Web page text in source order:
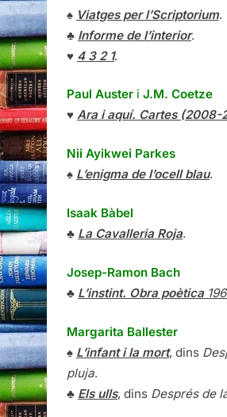
♠ Viatges per l’Scriptorium.
♣ Informe de l’interior.
♥ 4 3 2 1.
Paul Auster i J.M. Coetze
♥ Ara i aquí. Cartes (2008-
Nii Ayikwei Parkes
♠ L’enigma de l’ocell blau.
Isaak Bàbel
♣ La Cavalleria Roja.
Josep-Ramon Bach
♣ L’instint. Obra poètica
Margarita Ballester
♠ L’infant i la mort, dins
pluja.
♣ Els ulls, dins Després de